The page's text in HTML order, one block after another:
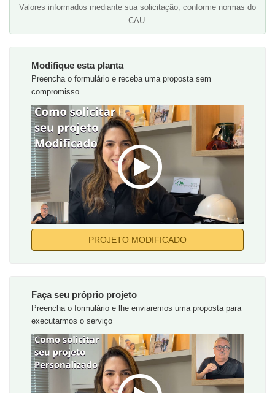
Valores informados mediante sua solicitação, conforme normas do
CAU.
Modifique esta planta
Preencha o formulário e receba uma proposta sem
compromisso
PROJETO MODIFICADO
Faça seu próprio projeto
Preencha o formulário e lhe enviaremos uma proposta para
executarmos o serviço